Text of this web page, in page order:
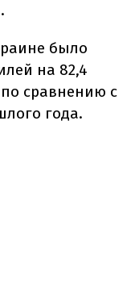
было
на 82,4
сравнению с
года.